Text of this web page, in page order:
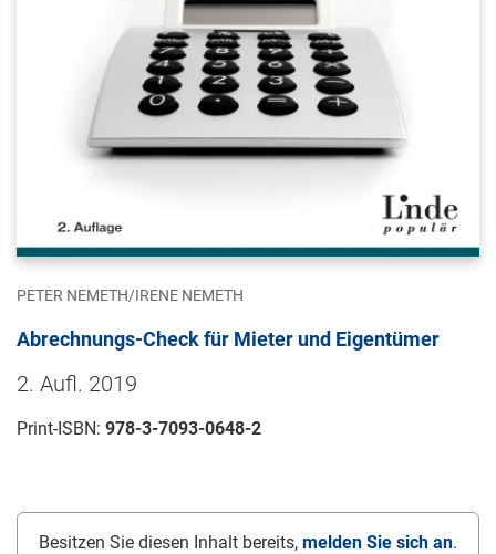
PETER NEMETH/IRENE NEMETH
Abrechnungs-Check für Mieter und Eigentümer
2. Aufl. 2019
Print-ISBN: 978-3-7093-0648-2
Besitzen Sie diesen Inhalt bereits, melden Sie sich an.